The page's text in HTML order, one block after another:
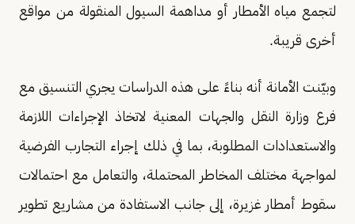
لتجمع مياه الأمطار أو مداهمة السيول المنقولة من مواقع
أخرى قريبة.
وبيّنت الأمانة أنه بناءً على هذه الدراسات يجري التنسيق مع
فرع وزارة النقل والجهات المعنية لاتخاذ الإجراءات اللازمة
والاستعدادات المطلوبة، بما في ذلك إجراء التجارب الفرضية
لمواجهة مختلف المخاطر المحتملة، والتعامل مع احتمالات
سقوط أمطار غزيرة، إلى جانب الاستفادة من مشاريع تطوير